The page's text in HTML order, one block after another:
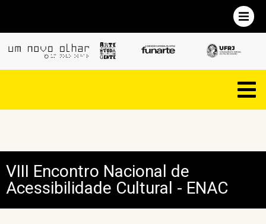
VIII Encontro Nacional de
Acessibilidade Cultural - ENAC